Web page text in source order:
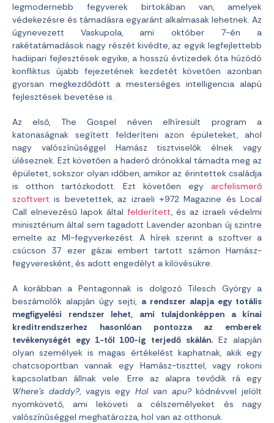
legmodernebb fegyverek birtokában van, amelyek
védekezésre és támadásra egyaránt alkalmasak lehetnek. Az
úgynevezett Vaskupola, ami október 7-én a
rakétatámadások nagy részét kivédte, az egyik legfejlettebb
hadiipari fejlesztések egyike, a hosszú évtizedek óta húzódó
konfliktus újabb fejezetének kezdetét követően azonban
gyorsan megkezdődött a mesterséges intelligencia alapú
fejlesztések bevetése is.
Az első, The Gospel néven elhíresült program a
katonaságnak segített felderíteni azon épületeket, ahol
nagy valószínűséggel Hamász tisztviselők élnek vagy
üléseznek. Ezt követően a haderő drónokkal támadta meg az
épületet, sokszor olyan időben, amikor az érintettek családja
is otthon tartózkodott. Ezt követően egy arcfelismerő
szoftvert is bevetettek, az izraeli +972 Magazine és Local
Call elnevezésű lapok által felderített , és az izraeli védelmi
minisztérium által sem tagadott Lavender azonban új szintre
emelte az MI-fegyverkezést. A hírek szerint a szoftver a
csúcson 37 ezer gázai embert tartott számon Hamász-
fegyveresként, és adott engedélyt a kilövésükre.
A korábban a Pentagonnak is dolgozó Tilesch György a
beszámolók alapján úgy sejti, a rendszer alapja egy totális
megfigyelési rendszer lehet, ami tulajdonképpen a kínai
kreditrendszerhez hasonlóan pontozza az emberek
tevékenységét egy 1-től 100-ig terjedő skálán.Ez alapján
olyan személyek is magas értékelést kaphatnak, akik egy
chatcsoportban vannak egy Hamász-tiszttel, vagy rokoni
kapcsolatban állnak vele. Erre az alapra tevődik rá egy
Where’s daddy?, vagyis egy Hol van apu?kódnévvel jelölt
nyomkövető, ami leköveti a célszemélyeket és nagy
valószínűséggel meghatározza, hol van az otthonuk.